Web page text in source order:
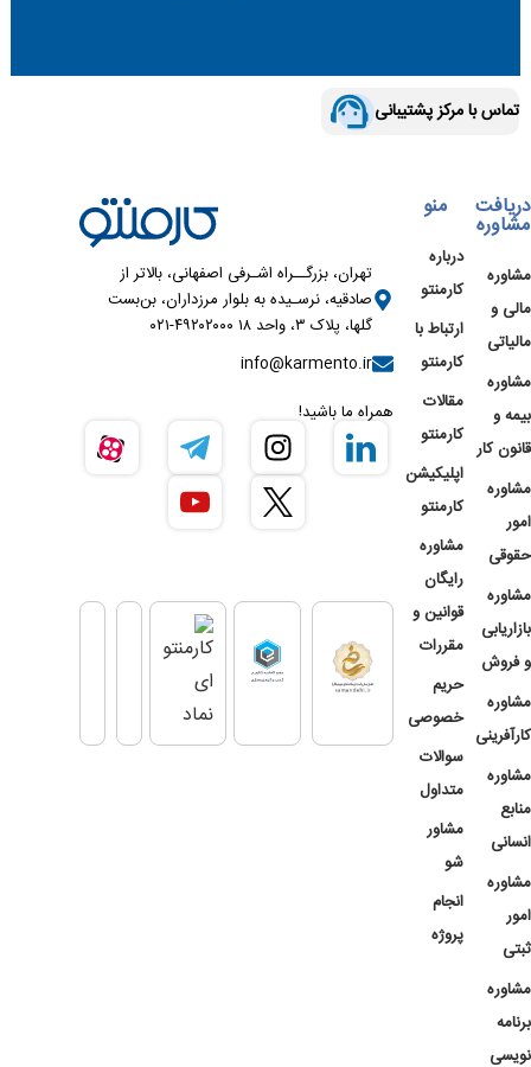
تماس با مرکز پشتیبانی
دریافت
مشاوره
مشاوره
مالی و
مالیاتی
مشاوره
بیمه و
قانون کار
مشاوره
امور
حقوقی
مشاوره
بازاریابی
و فروش
مشاوره
کارآفرینی
مشاوره
منابع
انسانی
مشاوره
امور
ثبتی
مشاوره
برنامه
نویسی
منو
درباره
کارمنتو
ارتباط با
کارمنتو
مقالات
کارمنتو
اپلیکیشن
کارمنتو
مشاوره
رایگان
قوانین و
مقررات
حریم
خصوصی
سوالات
متداول
مشاور
شو
انجام
پروژه
تهران، بزرگــراه اشـرفی اصفهانی، بالاتر از
صادقیه، نرسـیده به بلوار مرزداران، بن‌بست
گلها، پلاک ۳، واحد ۱۸ ۴۹۲۰۲۰۰۰-۰۲۱
info@karmento.ir
همراه ما باشید!